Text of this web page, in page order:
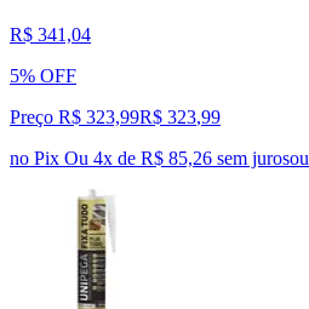
R$ 341,04
5% OFF
Preço R$ 323,99R$ 323,99
no Pix Ou 4x de R$ 85,26 sem jurosou